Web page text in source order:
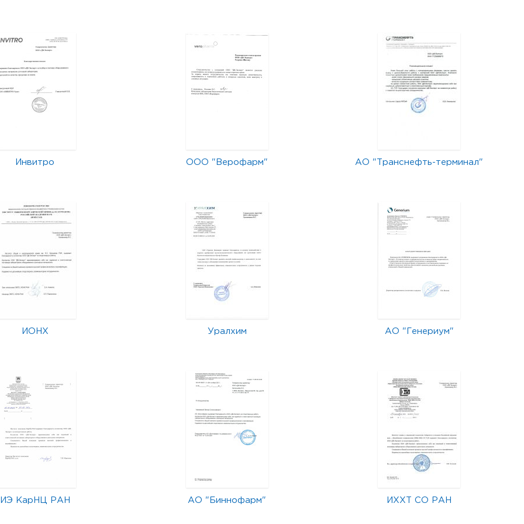
Инвитро ООО "Верофарм" АО "Транснефть-терминал"
ИОНХ Уралхим АО "Генериум"
ИЭ КарНЦ РАН АО "Биннофарм" ИХХТ СО РАН